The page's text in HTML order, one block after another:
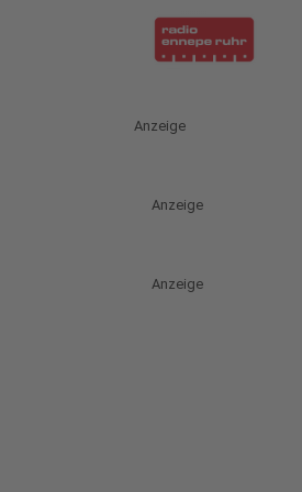
Anzeige
Anzeige
Anzeige